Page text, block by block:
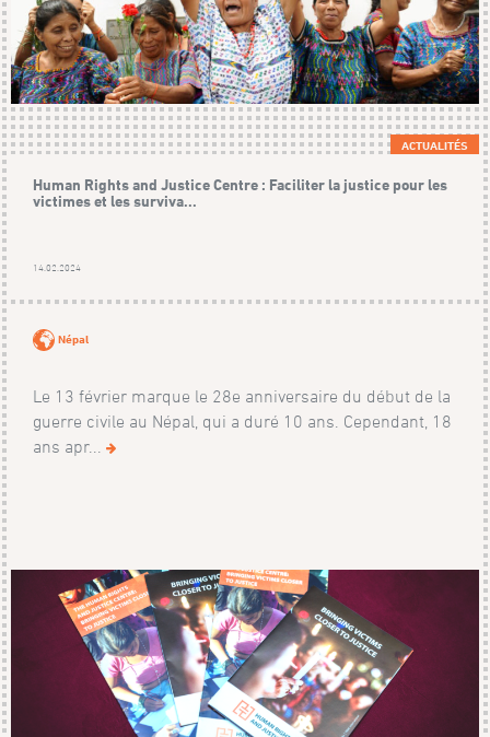
ACTUALITÉS
Human Rights and Justice Centre : Faciliter la justice pour les
victimes et les surviva...
14.02.2024
Népal
Le 13 février marque le 28e anniversaire du début de la
guerre civile au Népal, qui a duré 10 ans. Cependant, 18
ans apr...